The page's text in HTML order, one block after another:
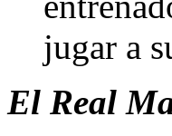
jugar a
El Real